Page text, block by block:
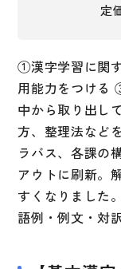
日本語学習関連
定期刊行物
視聴覚・補
ビデオ・ＤＶＤ
コンピューター
カセットテープ
定
①漢字学習に関
用能力をつける
中から取り出し
方、整理法など
ラバス、各課の
アウトに刷新。
すくなりました
語例・例文・対